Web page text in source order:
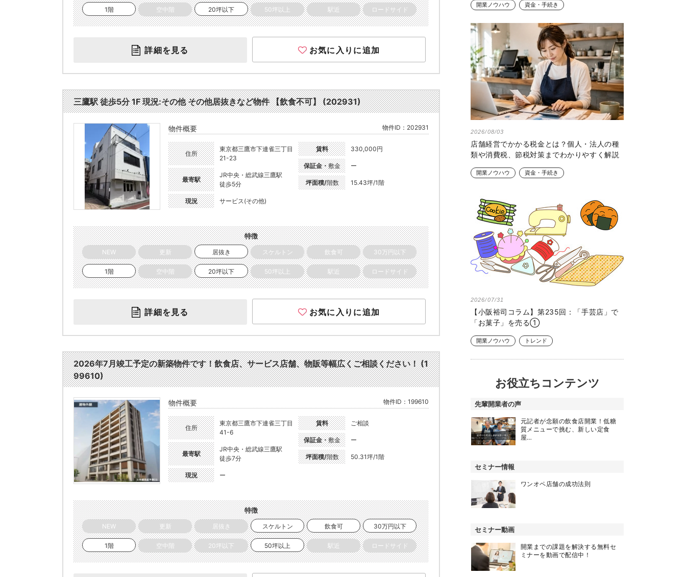
1階 空中階 20坪以下 50坪以上 駅近 ロードサイド
詳細を見る お気に入りに追加
三鷹駅 徒歩5分 1F 現況:その他 その他居抜きなど物件 【飲食不可】 (202931)
物件概要 物件ID：202931
住所
東京都三鷹市下連雀三丁目
21-23
最寄駅
JR中央・総武線三鷹駅
徒歩5分
現況 サービス(その他)
賃料 330,000円
保証金・敷金 ー
坪面積/階数 15.43坪/1階
特徴
NEW 更新 居抜き スケルトン 飲食可 30万円以下
1階 空中階 20坪以下 50坪以上 駅近 ロードサイド
詳細を見る お気に入りに追加
2026年7月竣工予定の新築物件です！飲食店、サービス店舗、物販等幅広くご相談ください！ (1
99610)
物件概要 物件ID：199610
住所
東京都三鷹市下連雀三丁目
41-6
最寄駅
JR中央・総武線三鷹駅
徒歩7分
現況 ー
賃料 ご相談
保証金・敷金 ー
坪面積/階数 50.31坪/1階
特徴
NEW 更新 居抜き スケルトン 飲食可 30万円以下
1階 空中階 20坪以下 50坪以上 駅近 ロードサイド
開業ノウハウ 資金・手続き
2026/08/03
店舗経営でかかる税金とは？個人・法人の種
類や消費税、節税対策までわかりやすく解説
開業ノウハウ 資金・手続き
2026/07/31
【小阪裕司コラム】第235回：「手芸店」で
「お菓子」を売る①
開業ノウハウ トレンド
お役立ちコンテンツ
先輩開業者の声
元記者が念願の飲食店開業！低糖
質メニューで挑む、新しい定食
屋…
セミナー情報
ワンオペ店舗の成功法則
セミナー動画
開業までの課題を解決する無料セ
ミナーを動画で配信中！